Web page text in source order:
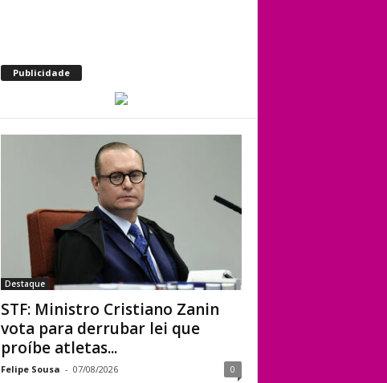
Publicidade
Destaque
STF: Ministro Cristiano Zanin
vota para derrubar lei que
proíbe atletas...
Felipe Sousa - 07/08/2026 0